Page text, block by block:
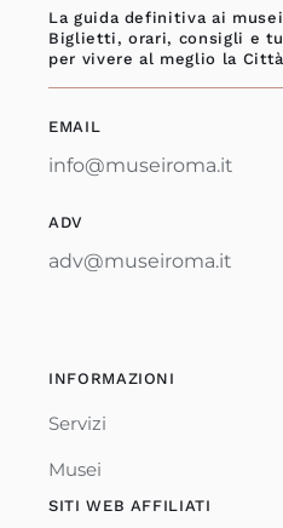
La guida definitiva ai
Biglietti, orari, consigli e
per vivere al meglio la
EMAIL
info@museiroma.it
ADV
adv@museiroma.it
INFORMAZIONI
Servizi
Musei
SITI WEB AFFILIATI